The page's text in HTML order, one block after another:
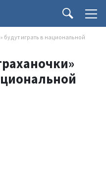
будут играть в национальной